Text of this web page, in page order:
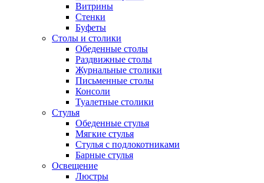
Витрины
Стенки
Буфеты
Столы и столики
Обеденные столы
Раздвижные столы
Журнальные столики
Письменные столы
Консоли
Туалетные столики
Стулья
Обеденные стулья
Мягкие стулья
Стулья с подлокотниками
Барные стулья
Освещение
Люстры